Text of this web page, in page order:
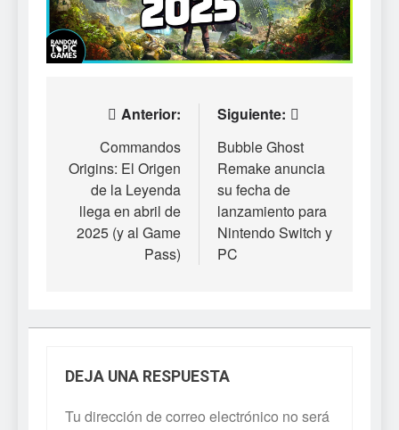
Navegación
entradas
Anterior:
Commandos
Origins: El Origen
de la Leyenda
llega en abril de
2025 (y al Game
Pass)
Siguiente:
Bubble Ghost
Remake anuncia
su fecha de
lanzamiento para
Nintendo Switch y
PC
DEJA UNA RESPUESTA
Tu dirección de correo electrónico no será